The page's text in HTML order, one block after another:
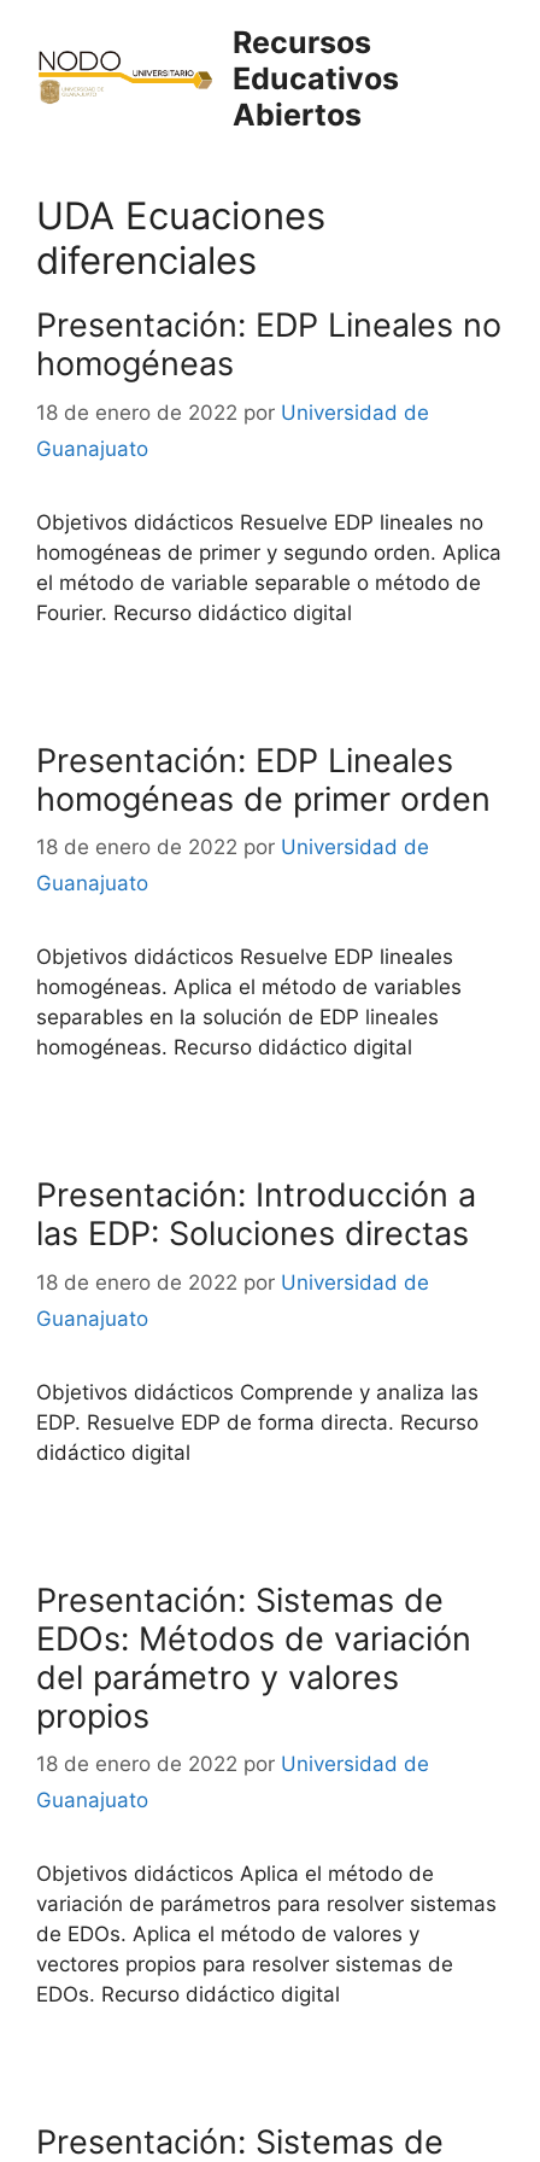
contenido
Recursos
Educativos
Abiertos
UDA Ecuaciones
diferenciales
Presentación: EDP Lineales no
homogéneas
18 de enero de 2022 por Universidad de
Guanajuato
Objetivos didácticos Resuelve EDP lineales no
homogéneas de primer y segundo orden. Aplica
el método de variable separable o método de
Fourier. Recurso didáctico digital
Presentación: EDP Lineales
homogéneas de primer orden
18 de enero de 2022 por Universidad de
Guanajuato
Objetivos didácticos Resuelve EDP lineales
homogéneas. Aplica el método de variables
separables en la solución de EDP lineales
homogéneas. Recurso didáctico digital
Presentación: Introducción a
las EDP: Soluciones directas
18 de enero de 2022 por Universidad de
Guanajuato
Objetivos didácticos Comprende y analiza las
EDP. Resuelve EDP de forma directa. Recurso
didáctico digital
Presentación: Sistemas de
EDOs: Métodos de variación
del parámetro y valores
propios
18 de enero de 2022 por Universidad de
Guanajuato
Objetivos didácticos Aplica el método de
variación de parámetros para resolver sistemas
de EDOs. Aplica el método de valores y
vectores propios para resolver sistemas de
EDOs. Recurso didáctico digital
Presentación: Sistemas de